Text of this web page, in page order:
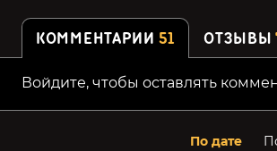
КОММЕНТАРИИ 51 ОТЗЫВЫ
Войдите, чтобы оставлять
По дате